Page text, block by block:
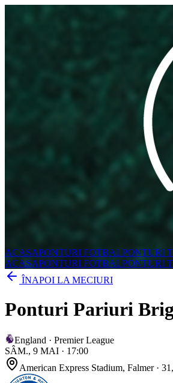
ACASAPONTURI FOTBALPONTURI
ACASAPONTURI FOTBALPONTURI
ÎNAPOI LA MECIURI
Ponturi Pariuri
England · Premier League
SÂM., 9 MAI · 17:00
American Express Stadium, Falmer·